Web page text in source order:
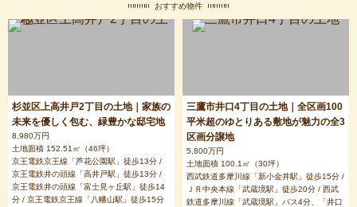
おすすめ物件
杉並区上高井戸2丁目の土地｜家族の
未来を優しく包む、緑豊かな邸宅地
8,980万円
土地面積 152.51㎡（46坪）
京王電鉄京王線「芦花公園駅」徒歩13分 /
京王電鉄井の頭線「高井戸駅」徒歩13分 /
京王電鉄井の頭線「富士見ヶ丘駅」徒歩14
分 / 京王電鉄京王線「八幡山駅」徒歩15分
三鷹市井口4丁目の土地｜全区画100
平米超のゆとりある敷地が魅力の全3
区画分譲地
5,800万円
土地面積 100.1㎡（30坪）
西武鉄道多摩川線「新小金井駅」徒歩15分 /
ＪＲ中央本線「武蔵境駅」徒歩20分 / 西武
鉄道多摩川線「武蔵境駅」バス4分、「井口